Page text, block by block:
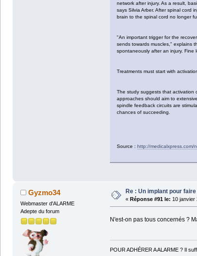
network after injury. As a result,
says Silvia Arber. After spinal cord
brain to the spinal cord no longer
"An important trigger for the
sends towards muscles," explains
spontaneously after an injury. Fine
Treatments must start with
The study suggests that activation
approaches should aim to
spindle feedback circuits are
chances of succeeding.
Source : http://medicalxpress.com/
Gyzmo34
Webmaster d'ALARME
Adepte du forum
Re : Un implant pour
« Réponse #91 le: 10 janvier
N'est-on pas tous concernés ?
POUR ADHÉRER A ALARME ? Il